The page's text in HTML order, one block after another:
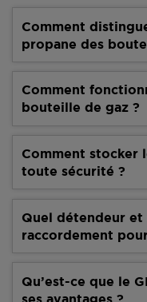
Comment
propane des
Comment
bouteille de gaz ?
Comment stocker
toute sécurité ?
Quel détendeur et
raccordement
Qu’est-ce que le
ses avantages ?